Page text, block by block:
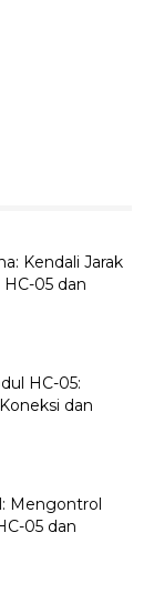
Kendali Jarak
05 dan
HC-05:
dan
Mengontrol
05 dan